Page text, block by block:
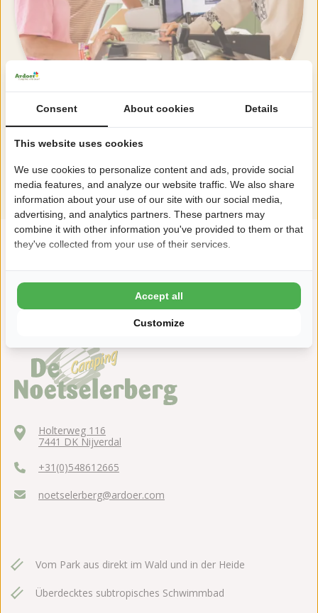
Alle Einrichtungen ansehen
"Einrichtungen des Campingplatzes"
Holterweg 116
7441 DK Nijverdal
+31(0)548612665
noetselerberg@ardoer.com
Vom Park aus direkt im Wald und in der Heide
Überdecktes subtropisches Schwimmbad
Consent About cookies Details
This website uses cookies
We use cookies to personalize content and ads, provide social
media features, and analyze our website traffic. We also share
information about your use of our site with our social media,
advertising, and analytics partners. These partners may
combine it with other information you've provided to them or that
they've collected from your use of their services.
Customize
Accept all